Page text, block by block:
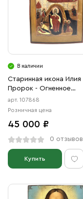
В наличии
Старинная икона Илия
Пророк - Огненное
Восхождение, 19 век
арт. 107868
Розничная цена
45 000 ₽
0 отзывов
Купить